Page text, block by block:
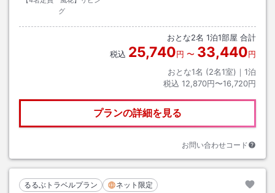
グ
おとな2名 1泊1部屋 合計
税込 25,740円 〜 33,440円
おとな1名 (2名1室)｜ 1泊
税込 12,870円〜16,720円
プランの詳細を見る
お問い合わせコード
るるぶトラベルプラン ネット限定